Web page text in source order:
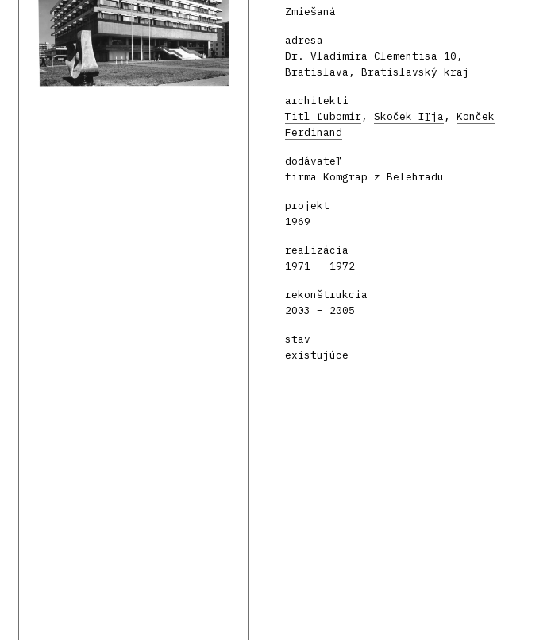
Zmiešaná
adresa
Dr. Vladimíra Clementisa 10,
Bratislava, Bratislavský kraj
architekti
Titl Ľubomír, Skoček Iľja , Konček
Ferdinand
dodávateľ
firma Komgrap z Belehradu
projekt
1969
realizácia
1971 – 1972
rekonštrukcia
2003 – 2005
stav
existujúce